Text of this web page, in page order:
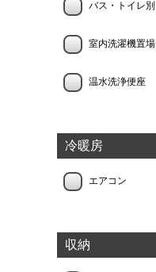
バス・トイレ別
室内洗濯機置場
温水洗浄便座
冷暖房
エアコン
収納